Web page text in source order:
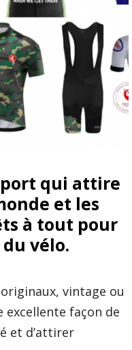
qui attire
et les
à tout pour
vélo.
vintage ou
façon de
et d’attirer